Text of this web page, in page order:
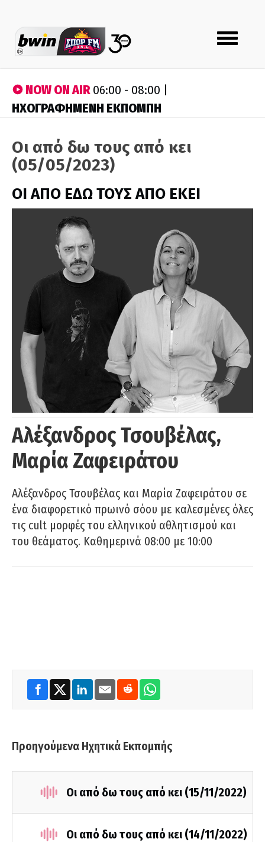
Toggle
navigation
NOW ON AIR06:00 - 08:00 |
ΗΧΟΓΡΑΦΗΜΕΝΗ ΕΚΠΟΜΠΗ
Οι από δω τους από κει
(05/05/2023)
ΟΙ ΑΠΟ ΕΔΩ ΤΟΥΣ ΑΠΟ ΕΚΕΙ
Αλέξανδρος Τσουβέλας,
Μαρία Ζαφειράτου
Αλέξανδρος Τσουβέλας και Μαρία Ζαφειράτου σε
ένα διαφορετικό πρωινό σόου με καλεσμένες όλες
τις cult μορφές του ελληνικού αθλητισμού και
του θεάματος. Καθημερινά 08:00 με 10:00
Προηγούμενα Ηχητικά Εκπομπής
Οι από δω τους από κει (15/11/2022)
Οι από δω τους από κει (14/11/2022)